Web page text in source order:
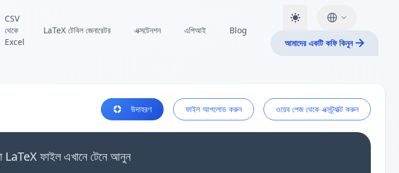
CSV
থেকে
Excel
LaTeX টেবিল জেনারেটর এক্সটেনশন এপিআই
Blog
আমাদের একটি কফি কিনুন
উদাহরণ ফাইল আপলোড করুন ওয়েব পেজ থেকে এক্সট্র্যাক্ট করুন
LaTeX ফাইল এখানে টেনে আনুন